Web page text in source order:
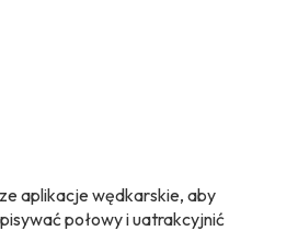
aplikacje wędkarskie, aby
połowy i uatrakcyjnić